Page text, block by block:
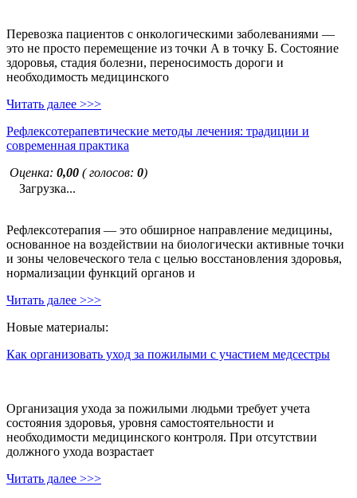
Перевозка пациентов с онкологическими заболеваниями —
это не просто перемещение из точки А в точку Б. Состояние
здоровья, стадия болезни, переносимость дороги и
необходимость медицинского
Читать далее >>>
Рефлексотерапевтические методы лечения: традиции и
современная практика
Оценка: 0,00 ( голосов: 0)
Загрузка...
Рефлексотерапия — это обширное направление медицины,
основанное на воздействии на биологически активные точки
и зоны человеческого тела с целью восстановления здоровья,
нормализации функций органов и
Читать далее >>>
Новые материалы:
Как организовать уход за пожилыми с участием медсестры
Организация ухода за пожилыми людьми требует учета
состояния здоровья, уровня самостоятельности и
необходимости медицинского контроля. При отсутствии
должного ухода возрастает
Читать далее >>>